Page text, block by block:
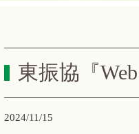
東振協『
2024/11/15